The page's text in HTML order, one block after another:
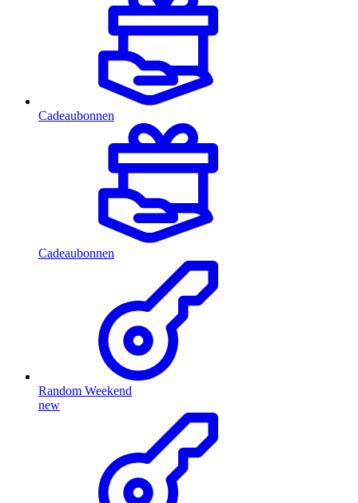
Cadeaubonnen
Cadeaubonnen
Random Weekend
new